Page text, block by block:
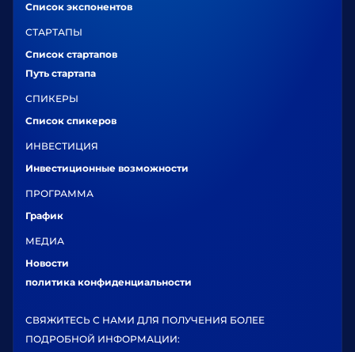
Список экспонентов
СТАРТАПЫ
Список стартапов
Путь стартапа
СПИКЕРЫ
Список спикеров
ИНВЕСТИЦИЯ
Инвестиционные возможности
ПРОГРАММА
График
МЕДИА
Новости
политика конфиденциальности
СВЯЖИТЕСЬ С НАМИ ДЛЯ ПОЛУЧЕНИЯ БОЛЕЕ
ПОДРОБНОЙ ИНФОРМАЦИИ: